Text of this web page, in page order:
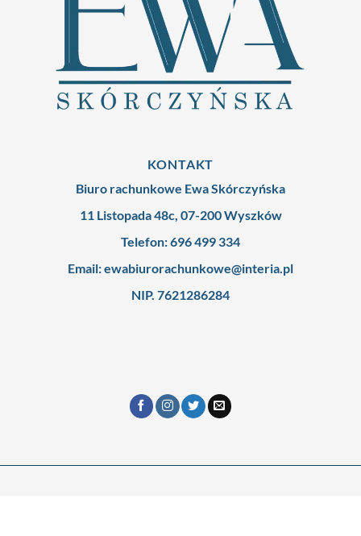
KONTAKT
Biuro rachunkowe Ewa Skórczyńska
11 Listopada 48c, 07-200 Wyszków
Telefon: 696 499 334
Email: ewabiurorachunkowe@interia.pl
NIP. 7621286284